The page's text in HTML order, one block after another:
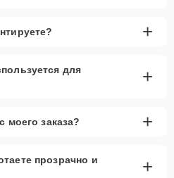
+
для
+
моего заказа? +
прозрачно и
+